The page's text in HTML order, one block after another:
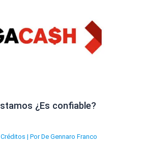
¿Es confiable?
Créditos | Por De Gennaro Franco